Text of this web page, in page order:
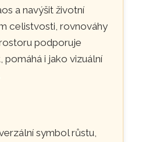
a navýšit životní
celistvosti, rovnováhy
podporuje
pomáhá i jako vizuální
symbol růstu,